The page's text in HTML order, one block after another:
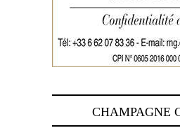
CHAMPAGNE